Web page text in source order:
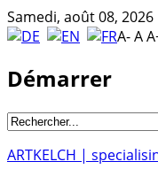
Samedi, août 08, 2026
A-A
Démarrer
ARTKELCH |